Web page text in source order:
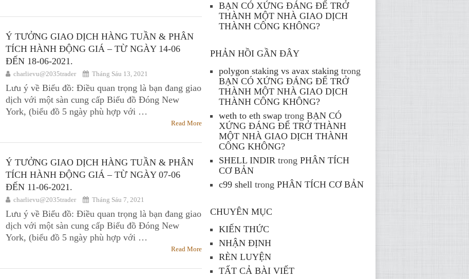
Ý TƯỞNG GIAO DỊCH HÀNG TUẦN & PHÂN
TÍCH HÀNH ĐỘNG GIÁ – TỪ NGÀY 14-06
ĐẾN 18-06-2021.
charlievu@2035trader Tháng Sáu 13, 2021
Lưu ý về Biểu đồ: Điều quan trọng là bạn đang giao
dịch với một sàn cung cấp Biểu đồ Đóng New
York, (biểu đồ 5 ngày phù hợp với …
Read More
Ý TƯỞNG GIAO DỊCH HÀNG TUẦN & PHÂN
TÍCH HÀNH ĐỘNG GIÁ – TỪ NGÀY 07-06
ĐẾN 11-06-2021.
charlievu@2035trader Tháng Sáu 7, 2021
Lưu ý về Biểu đồ: Điều quan trọng là bạn đang giao
dịch với một sàn cung cấp Biểu đồ Đóng New
York, (biểu đồ 5 ngày phù hợp với …
Read More
BẠN CÓ XỨNG ĐÁNG ĐỂ TRỞ
THÀNH MỘT NHÀ GIAO DỊCH
THÀNH CÔNG KHÔNG?
PHẢN HỒI GẦN ĐÂY
polygon staking vs avax staking trong
BẠN CÓ XỨNG ĐÁNG ĐỂ TRỞ
THÀNH MỘT NHÀ GIAO DỊCH
THÀNH CÔNG KHÔNG?
weth to eth swap trongBẠN CÓ
XỨNG ĐÁNG ĐỂ TRỞ THÀNH
MỘT NHÀ GIAO DỊCH THÀNH
CÔNG KHÔNG?
SHELL INDIR trongPHÂN TÍCH
CƠ BẢN
c99 shell trongPHÂN TÍCH CƠ BẢN
CHUYÊN MỤC
KIẾN THỨC
NHẬN ĐỊNH
RÈN LUYỆN
TẤT CẢ BÀI VIẾT